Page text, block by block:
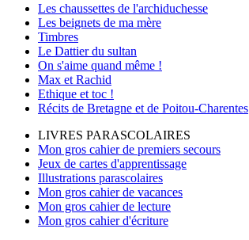
Les chaussettes de l'archiduchesse
Les beignets de ma mère
Timbres
Le Dattier du sultan
On s'aime quand même !
Max et Rachid
Ethique et toc !
Récits de Bretagne et de Poitou-Charentes
LIVRES PARASCOLAIRES
Mon gros cahier de premiers secours
Jeux de cartes d'apprentissage
Illustrations parascolaires
Mon gros cahier de vacances
Mon gros cahier de lecture
Mon gros cahier d'écriture